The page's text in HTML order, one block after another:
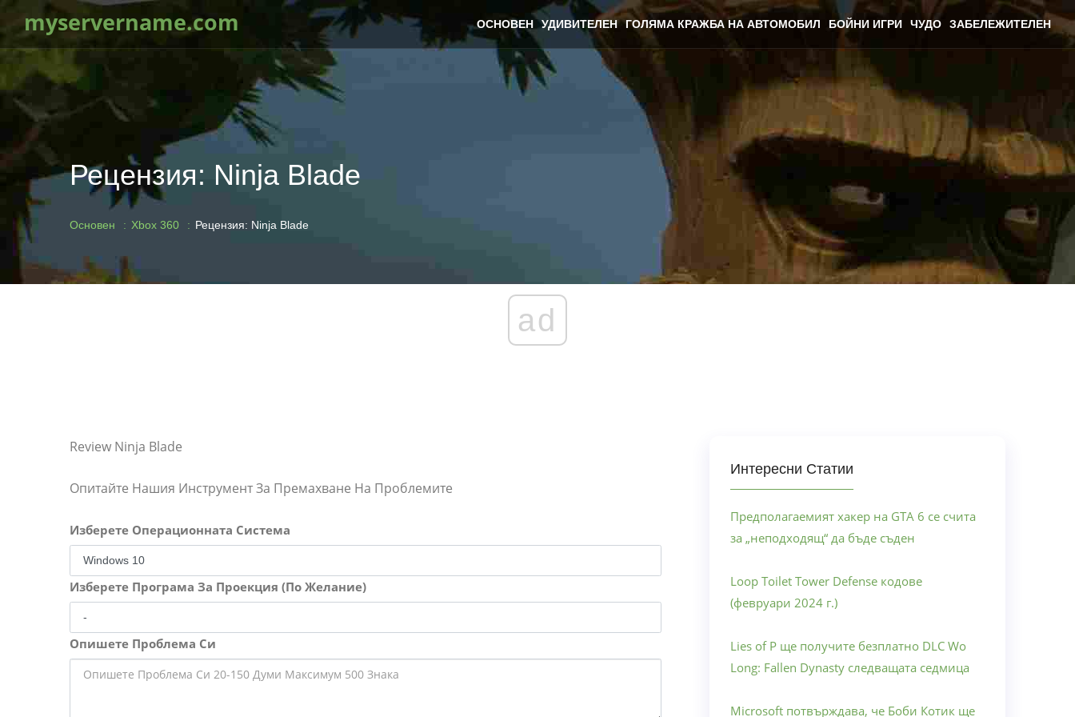
myservername.com ОСНОВЕН УДИВИТЕЛЕН ГОЛЯМА КРАЖБА НА АВТОМОБИЛ БОЙНИ ИГРИ ЧУДО ЗАБЕЛЕЖИТЕЛЕН
Рецензия: Ninja Blade
Основен Xbox 360 Рецензия: Ninja Blade
ad
Review Ninja Blade
Опитайте Нашия Инструмент За Премахване На Проблемите
Изберете Операционната Система
Изберете Програма За Проекция (По Желание)
Опишете Проблема Си
Интересни Статии
Предполагаемият хакер на GTA 6 се счита
за „неподходящ“ да бъде съден
Loop Toilet Tower Defense кодове
(февруари 2024 г.)
Lies of P ще получите безплатно DLC Wo
Long: Fallen Dynasty следващата седмица
Microsoft потвърждава, че Боби Котик ще